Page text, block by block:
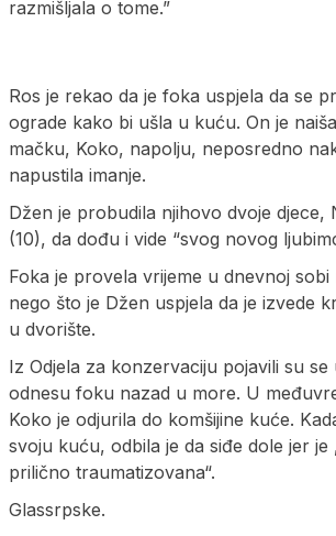
razmišljala o tome.”
Ros je rekao da je foka uspjela da se
ograde kako bi ušla u kuću. On je
mačku, Koko, napolju, neposredno
napustila imanje.
Džen je probudila njihovo dvoje djece,
(10), da dođu i vide “svog novog
Foka je provela vrijeme u dnevnoj
nego što je Džen uspjela da je izvede
u dvorište.
Iz Odjela za konzervaciju pojavili su se
odnesu foku nazad u more. U
Koko je odjurila do komšijine kuće.
svoju kuću, odbila je da siđe dole jer je
prilično traumatizovana“.
Glassrpske.